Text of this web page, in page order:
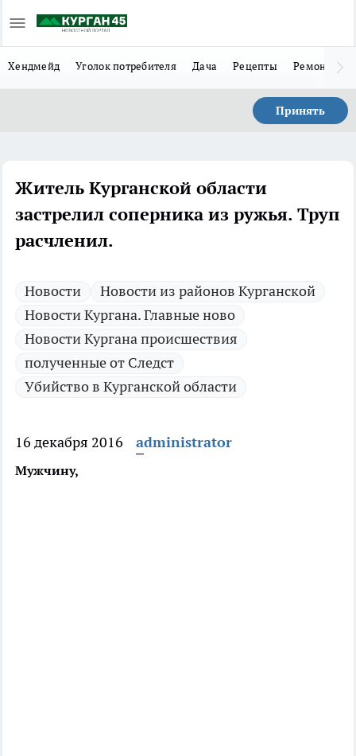
Хендмейд Уголок потребителя Дача Рецепты Ремонт
Принять
Житель Курганской области
застрелил соперника из ружья. Труп
расчленил.
Новости
Новости из районов Курганской
Новости Кургана. Главные ново
Новости Кургана происшествия
полученные от Следст
Убийство в Курганской области
16 декабря 2016 administrator
Мужчину,